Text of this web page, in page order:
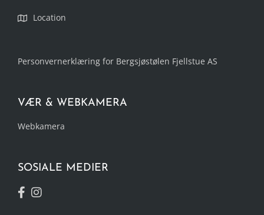
Location
Personvernerklæring for Bergsjøstølen Fjellstue AS
VÆR & WEBKAMERA
Webkamera
SOSIALE MEDIER